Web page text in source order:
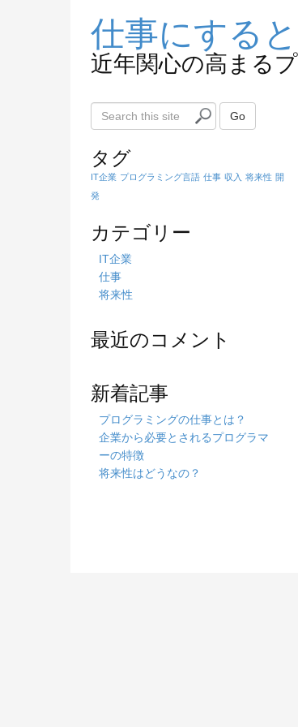
仕事にする
近年関心の高まる
e
r
c
h
h
e
Go
タグ
IT企業 プログラミング言語 仕事 収入 将来性 開
発
カテゴリー
IT企業
仕事
将来性
最近のコメント
新着記事
プログラミングの仕事とは？
企業から必要とされるプログラマ
ーの特徴
将来性はどうなの？